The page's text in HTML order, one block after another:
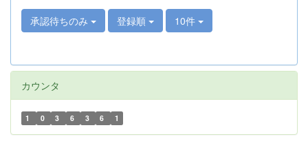
承認待ちのみ 登録順 10件
カウンタ
1 0 3 6 3 6 1